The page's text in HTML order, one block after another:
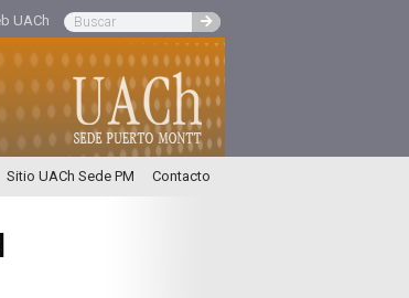
UACh
Sitio UACh Sede PM Contacto